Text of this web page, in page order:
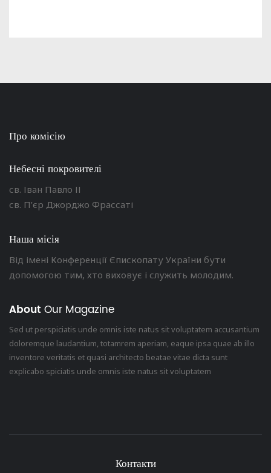
Про комісію
Небесні покровителі
св. Іван Павло ІІ
св. П’єр Джорджо Фрассаті
Наша місія
Від імені Конференції Єпископату України бути
допомогою тим, хто виховує і служить молодим.
About Our Magazine
Sed ut perspiciatis unde omnis iste natus sit voluptatem accusantium
doloremque laudantium, totamrem aperiam, eaque ipsa quae ab illo
inventore veritatis et quasi architecto beatae vitae dicta sunt
explicabo spiciatis unde omnis iste natus sit voluptatem
Контакти